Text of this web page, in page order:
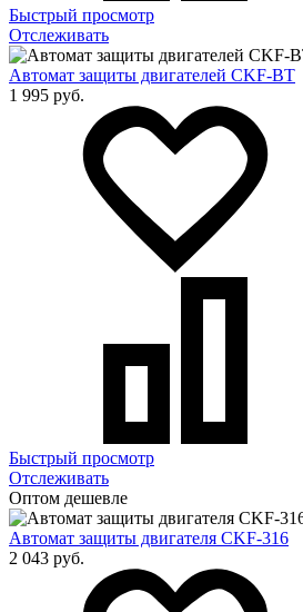
Быстрый просмотр
Отслеживать
Автомат защиты двигателей CKF-BT
1 995 руб.
Быстрый просмотр
Отслеживать
Оптом дешевле
Автомат защиты двигателя CKF-316
2 043 руб.